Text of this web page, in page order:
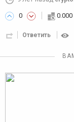
0 0.000
Ответить